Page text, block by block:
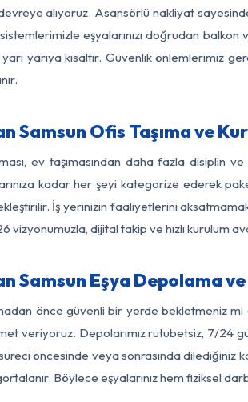
alıyoruz. Asansörlü nakliyat
eşyalarınızı doğrudan
yarı yarıya kısaltır. Güvenlik önlemlerimiz
Samsun Ofis Taşıma ve
ev taşımasından daha fazla disiplin
kadar her şeyi kategorize ederek
İş yerinizin faaliyetlerini
vizyonumuzla, dijital takip ve hızlı kurulum
Samsun Eşya Depolama
önce güvenli bir yerde bekletmeniz
veriyoruz. Depolarımız rutubetsiz, 7/24
öncesinde veya sonrasında
Böylece eşyalarınız hem fiziksel